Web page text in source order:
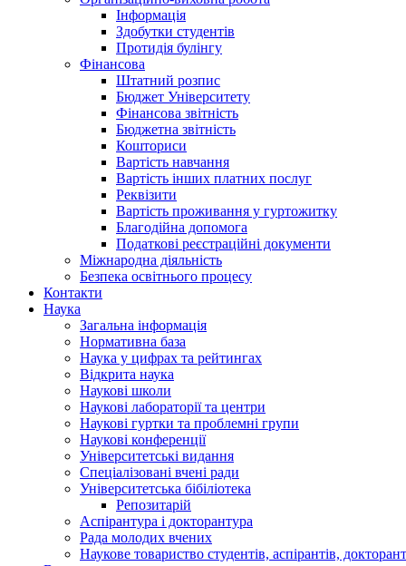
Інформація
Здобутки студентів
Протидія булінгу
Фінансова
Штатний розпис
Бюджет Університету
Фінансова звітність
Бюджетна звітність
Кошториси
Вартість навчання
Вартість інших платних послуг
Реквізити
Вартість проживання у гуртожитку
Благодійна допомога
Податкові реєстраційні документи
Міжнародна діяльність
Безпека освітнього процесу
Контакти
Наука
Загальна інформація
Нормативна база
Наука у цифрах та рейтингах
Відкрита наука
Наукові школи
Наукові лабораторії та центри
Наукові гуртки та проблемні групи
Наукові конференції
Університетські видання
Спеціалізовані вчені ради
Університетська бібіліотека
Репозитарій
Аспірантура і докторантура
Рада молодих вчених
Наукове товариство студентів, аспірантів,